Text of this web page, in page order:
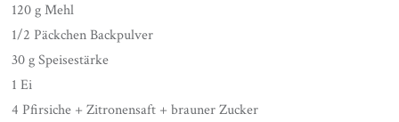
120 g Mehl
1/2 Päckchen Backpulver
30 g Speisestärke
1 Ei
4 Pfirsiche + Zitronensaft + brauner Zucker